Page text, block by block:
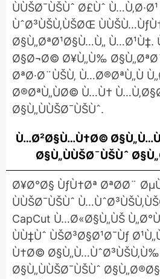
ÙÙŠØ¯ÙŠÙˆ Ø£Ùˆ
ÙˆØ³ÙŠÙ‚ÙŠØŒ
Ø§Ù„ØªØ¹Ø§Ù…Ù„
Ø§Ø¬Ø© Ø¥Ù„Ù‰
ØªØ·Ø¨ÙŠÙ‚ Ù…Ø®ØªÙ„Ù
Ø®ØªÙ„ÙØ© Ù…Ù†
Ø§Ù„ÙÙŠØ¯ÙŠÙˆ.
Ù…Ø²Ø§Ù…Ù†Ø©
Ø§Ù„ÙÙŠØ¯ÙŠÙˆ
Ø¥Ø°Ø§ ÙƒÙ†Øª ØªØ­Ø¨
ÙÙŠØ¯ÙŠÙˆ
CapCut Ù…Ø«Ø§Ù„ÙŠ
ÙÙ‡Ùˆ ÙŠØ³Ø§Ø¹Ø¯Ùƒ
Ù†Ø©
Ø§Ù„ÙÙŠØ¯ÙŠÙˆ